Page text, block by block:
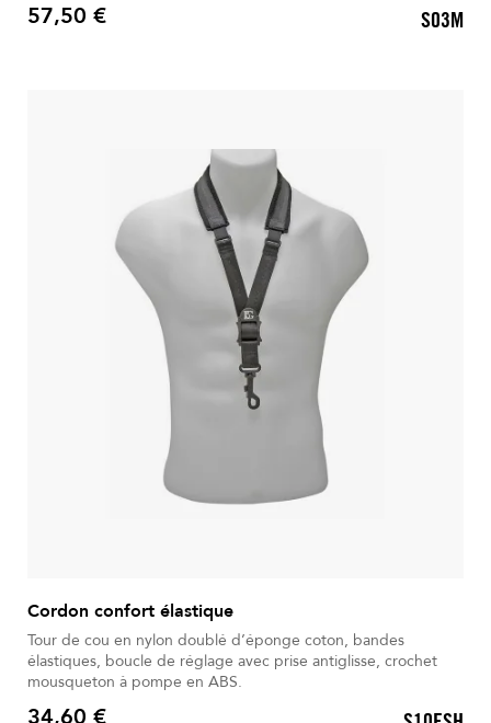
Prix
57,50 € S03M
Cordon confort élastique
Tour de cou en nylon doublé d’éponge coton, bandes
élastiques, boucle de réglage avec prise antiglisse, crochet
mousqueton à pompe en ABS.